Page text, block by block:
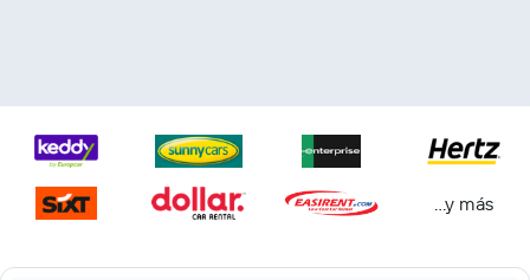
...y más